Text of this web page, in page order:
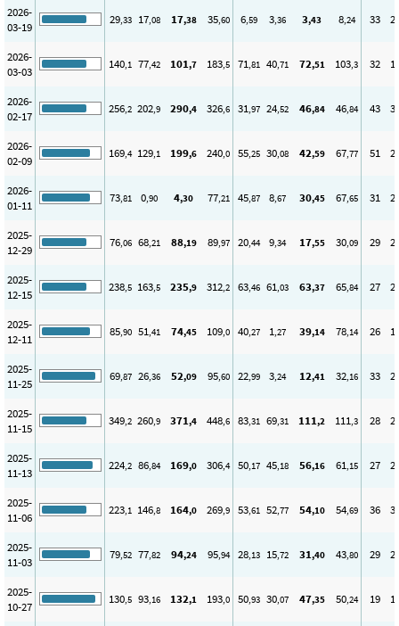
2026-
03-19
29,33 17,08 17,38 35,60 6,59 3,36 3,43 8,24 33
2026-
03-03
140,1 77,42 101,7 183,5 71,81 40,71 72,51 103,3 32
2026-
02-17
256,2 202,9 290,4 326,6 31,97 24,52 46,84 46,84 43
2026-
02-09
169,4 129,1 199,6 240,0 55,25 30,08 42,59 67,77 51
2026-
01-11
73,81 0,90 4,30 77,21 45,87 8,67 30,45 67,65 31
2025-
12-29
76,06 68,21 88,19 89,97 20,44 9,34 17,55 30,09 29
2025-
12-15
238,5 163,5 235,9 312,2 63,46 61,03 63,37 65,84 27
2025-
12-11
85,90 51,41 74,45 109,0 40,27 1,27 39,14 78,14 26
2025-
11-25
69,87 26,36 52,09 95,60 22,99 3,24 12,41 32,16 33
2025-
11-15
349,2 260,9 371,4 448,6 83,31 69,31 111,2 111,3 28
2025-
11-13
224,2 86,84 169,0 306,4 50,17 45,18 56,16 61,15 27
2025-
11-06
223,1 146,8 164,0 269,9 53,61 52,77 54,10 54,69 36
2025-
11-03
79,52 77,82 94,24 95,94 28,13 15,72 31,40 43,80 29
2025-
10-27
130,5 93,16 132,1 193,0 50,93 30,07 47,35 50,24 19